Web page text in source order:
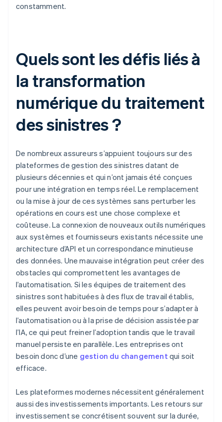
constamment.
Quels sont les défis liés à
la transformation
numérique du traitement
des sinistres ?
De nombreux assureurs s’appuient toujours sur des
plateformes de gestion des sinistres datant de
plusieurs décennies et qui n’ont jamais été conçues
pour une intégration en temps réel. Le remplacement
ou la mise à jour de ces systèmes sans perturber les
opérations en cours est une chose complexe et
coûteuse. La connexion de nouveaux outils numériques
aux systèmes et fournisseurs existants nécessite une
architecture d’API et un correspondance minutieuse
des données. Une mauvaise intégration peut créer des
obstacles qui compromettent les avantages de
l’automatisation. Si les équipes de traitement des
sinistres sont habituées à des flux de travail établis,
elles peuvent avoir besoin de temps pour s’adapter à
l’automatisation ou à la prise de décision assistée par
l’IA, ce qui peut freiner l’adoption tandis que le travail
manuel persiste en parallèle. Les entreprises ont
besoin donc d’une gestion du changement qui soit
efficace.
Les plateformes modernes nécessitent généralement
aussi des investissements importants. Les retours sur
investissement se concrétisent souvent sur la durée,